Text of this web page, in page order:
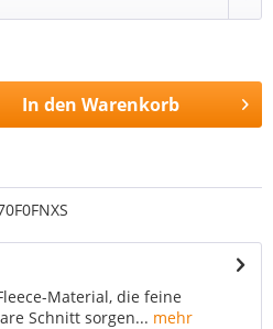
In den Warenkorb
Material, die feine
Schnitt sorgen... mehr